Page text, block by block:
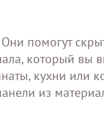
помогут
который вы
кухни или
из